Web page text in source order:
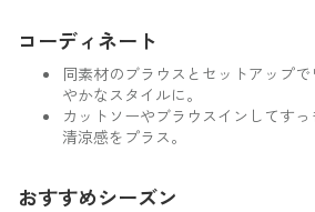
コーディネート
同素材のブラウスとセットアップ
やかなスタイルに。
カットソーやブラウスインしてす
清涼感をプラス。
おすすめシーズン